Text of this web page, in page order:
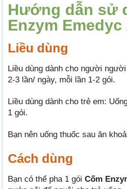
Hướng dẫn sử
Enzym Emedyc
Liều dùng
Liều dùng dành cho người
2-3 lần/ ngày, mỗi lần 1-2 gói.
Liều dùng dành cho trẻ em:
1 gói.
Bạn nên uống thuốc sau ăn
Cách dùng
Bạn có thể pha 1 gói Cốm